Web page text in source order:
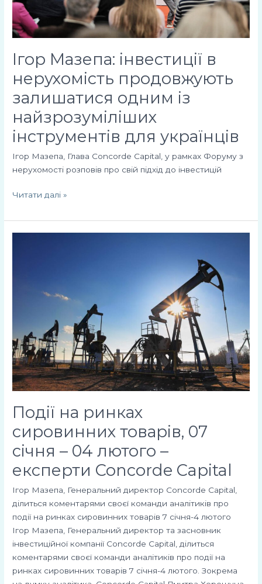
Ігор Мазепа: інвестиції в
нерухомість продовжують
залишатися одним із
найзрозуміліших
інструментів для українців
Ігор Мазепа, Глава Concorde Capital, у рамках Форуму з
нерухомості розповів про свій підхід до інвестицій
найзрозуміліших
інструментів
для
Читати далі »
Події на ринках
сировинних товарів, 07
січня – 04 лютого –
експерти Concorde Capital
Ігор Мазепа, Генеральний директор Concorde Capital,
ділиться коментарями своєї команди аналітиків про
події на ринках сировинних товарів 7 січня-4 лютого
Ігор Мазепа, Генеральний директор та засновник
інвестиційної компанії Concorde Capital, ділиться
коментарями своєї команди аналітиків про події на
ринках сировинних товарів 7 січня-4 лютого. Зокрема
товарів,
04
лютого
–
експерти
Capital